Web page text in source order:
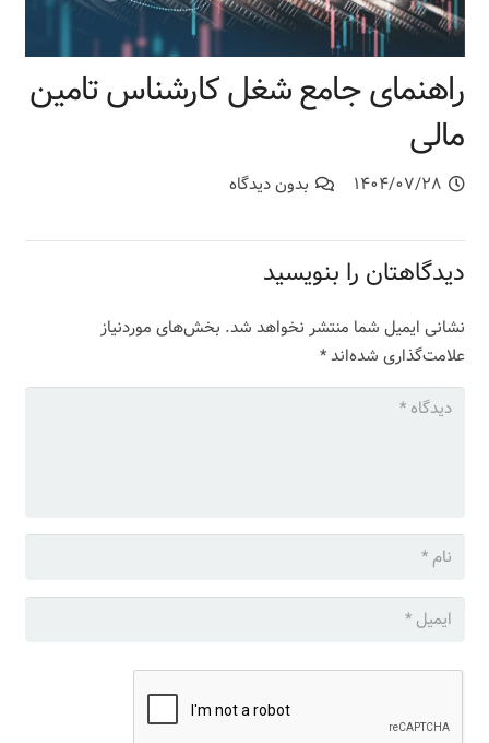
راهنمای جامع شغل کارشناس تامین
مالی
۱۴۰۴/۰۷/۲۸ بدون دیدگاه
دیدگاهتان را بنویسید
نشانی ایمیل شما منتشر نخواهد شد. بخش‌های موردنیاز
علامت‌گذاری شده‌اند*